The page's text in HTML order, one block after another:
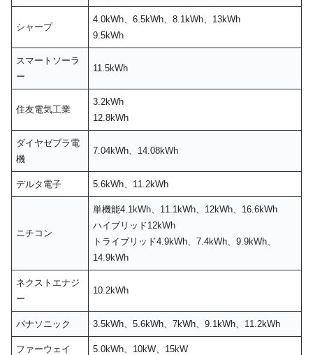
シャープ
4.0kWh、6.5kWh、8.1kWh、13kWh
9.5kWh
スマートソーラ
ー
11.5kWh
住友電気工業
3.2kWh
12.8kWh
ダイヤゼブラ電
機
7.04kWh、14.08kWh
デルタ電子 5.6kWh、11.2kWh
ニチコン
単機能4.1kWh、11.1kWh、12kWh、16.6kWh
ハイブリッド12kWh
トライブリッド4.9kWh、7.4kWh、9.9kWh、
14.9kWh
ネクストエナジ
ー
10.2kWh
パナソニック 3.5kWh、5.6kWh、7kWh、9.1kWh、11.2kWh
ファーウェイ 5.0kWh、10kW、15kW